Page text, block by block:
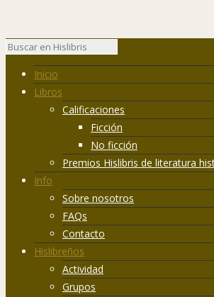
Inicio
Libros
Calificaciones
Ficción
No ficción
Premios Hislibris de literatura
Info
Sobre nosotros
FAQs
Contacto
Hislibreños
Actividad
Grupos